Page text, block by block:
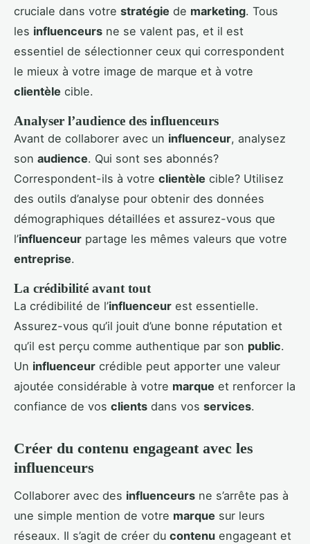
cruciale dans votre stratégie de marketing. Tous
les influenceurs ne se valent pas, et il est
essentiel de sélectionner ceux qui correspondent
le mieux à votre image de marque et à votre
clientèle cible.
Analyser l’audience des influenceurs
Avant de collaborer avec un influenceur, analysez
son audience. Qui sont ses abonnés?
Correspondent-ils à votre clientèle cible? Utilisez
des outils d’analyse pour obtenir des données
démographiques détaillées et assurez-vous que
l’influenceur partage les mêmes valeurs que votre
entreprise.
La crédibilité avant tout
La crédibilité de l’influenceur est essentielle.
Assurez-vous qu’il jouit d’une bonne réputation et
qu’il est perçu comme authentique par son public.
Un influenceur crédible peut apporter une valeur
ajoutée considérable à votre marque et renforcer la
confiance de vos clients dans vos services.
Créer du contenu engageant avec les
influenceurs
Collaborer avec des influenceurs ne s’arrête pas à
une simple mention de votre marque sur leurs
réseaux. Il s’agit de créer du contenu engageant et